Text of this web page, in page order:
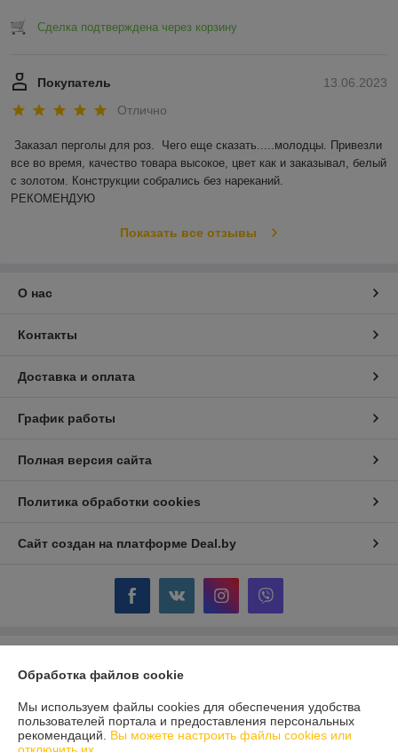
Сделка подтверждена через корзину
13.06.2023
Покупатель
Отлично
Заказал перголы для роз.  Чего еще сказать.....молодцы. Привезли
все во время, качество товара высокое, цвет как и заказывал, белый
с золотом. Конструкции собрались без нареканий.
РЕКОМЕНДУЮ
Показать все отзывы
О нас
Контакты
Доставка и оплата
График работы
Полная версия сайта
Политика обработки cookies
Сайт создан на платформе Deal.by
Минск, ул. Мержинского 8-11
Регистрационный номер ЕГР: 192945661
Обработка файлов cookie
Мы используем файлы cookies для обеспечения удобства
пользователей портала и предоставления персональных
рекомендаций. Вы можете настроить файлы cookies или